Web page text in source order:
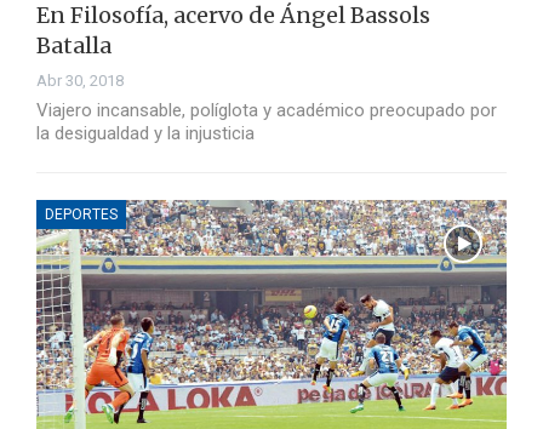
En Filosofía, acervo de Ángel Bassols
Batalla
Abr 30, 2018
Viajero incansable, políglota y académico preocupado por
la desigualdad y la injusticia
DEPORTES